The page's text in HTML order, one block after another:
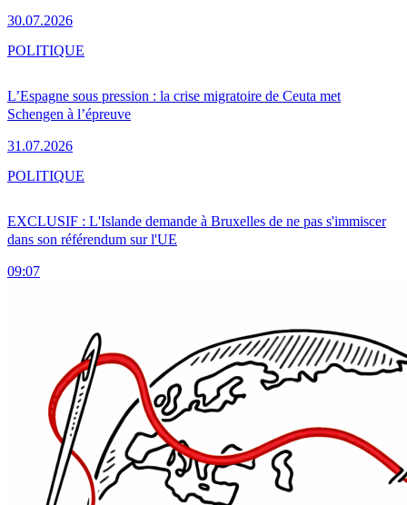
30.07.2026
L’Espagne sous pression : la crise migratoire de Ceuta met
Schengen à l’épreuve
31.07.2026
POLITIQUE
EXCLUSIF : L'Islande demande à Bruxelles de ne pas s'immiscer
dans son référendum sur l'UE
09:07
POLITIQUE